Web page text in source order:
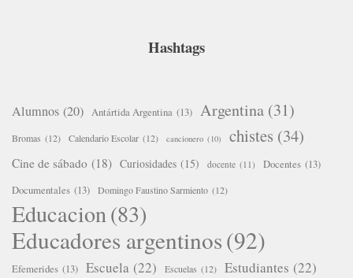
Hashtags
Alumnos (20) Antártida Argentina (13) Argentina (31)
Bromas (12) Calendario Escolar (12) cancionero (10) chistes (34)
Cine de sábado (18) Curiosidades (15) docente (11) Docentes (13)
Documentales (13) Domingo Faustino Sarmiento (12)
Educacion(83)
Educadores argentinos(92)
Efemerides (13) Escuela (22) Escuelas (12) Estudiantes (22)